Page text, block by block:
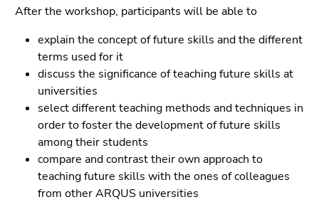
After the workshop, participants will be able to
explain the concept of future skills and the different
terms used for it
discuss the significance of teaching future skills at
universities
select different teaching methods and techniques in
order to foster the development of future skills
among their students
compare and contrast their own approach to
teaching future skills with the ones of colleagues
from other ARQUS universities